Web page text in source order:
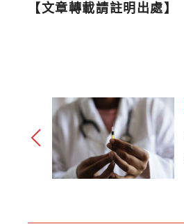
【文章轉載請註明出處】